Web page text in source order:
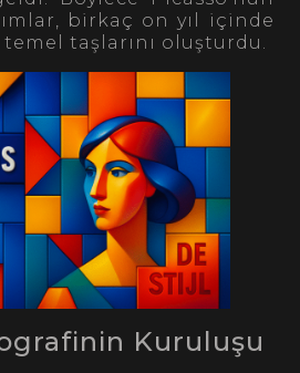
birkaç on yıl içinde
taşlarını oluşturdu.
Kuruluşu